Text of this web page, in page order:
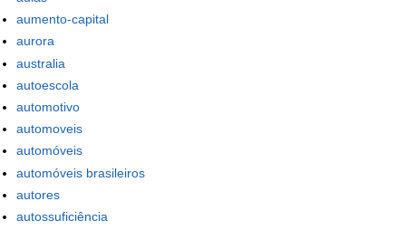
aumento-capital
aurora
australia
autoescola
automotivo
automoveis
automóveis
automóveis brasileiros
autores
autossuficiência